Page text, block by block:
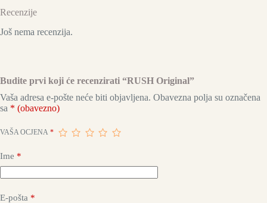
Recenzije
Još nema recenzija.
Budite prvi koji će recenzirati “RUSH Original”
Vaša adresa e-pošte neće biti objavljena. Obavezna polja su označena
sa * (obavezno)
VAŠA OCJENA *
Ime *
E-pošta *